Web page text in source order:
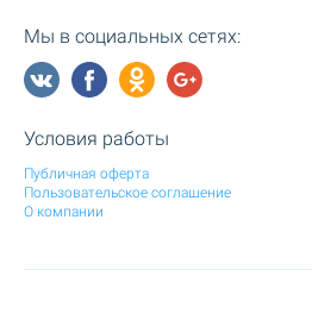
Мы в социальных сетях:
Условия работы
Публичная оферта
Пользовательское соглашение
О компании